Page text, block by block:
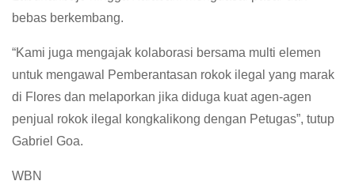
bebas berkembang.
“Kami juga mengajak kolaborasi bersama multi elemen
untuk mengawal Pemberantasan rokok ilegal yang marak
di Flores dan melaporkan jika diduga kuat agen-agen
penjual rokok ilegal kongkalikong dengan Petugas”, tutup
Gabriel Goa.
WBN